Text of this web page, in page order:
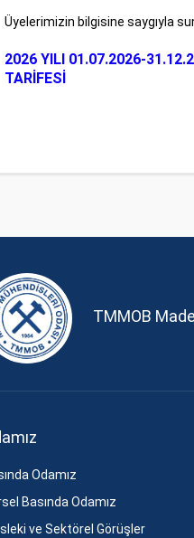
Üyelerimizin bilgisine saygıyla
2026 YILI 01.07.2026-
TARİFESİ
TMMOB
Odamız
Basında Odamız
ve Sektörel Görüşler